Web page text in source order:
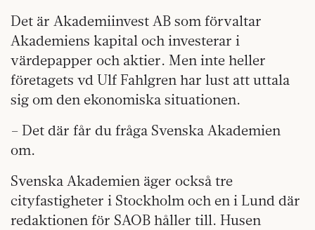
Det är Akademiinvest AB som förvaltar
Akademiens kapital och investerar i
värdepapper och aktier. Men inte heller
företagets vd Ulf Fahlgren har lust att uttala
sig om den ekonomiska situationen.
– Det där får du fråga Svenska Akademien
om.
Svenska Akademien äger också tre
cityfastigheter i Stockholm och en i Lund där
redaktionen för SAOB håller till. Husen